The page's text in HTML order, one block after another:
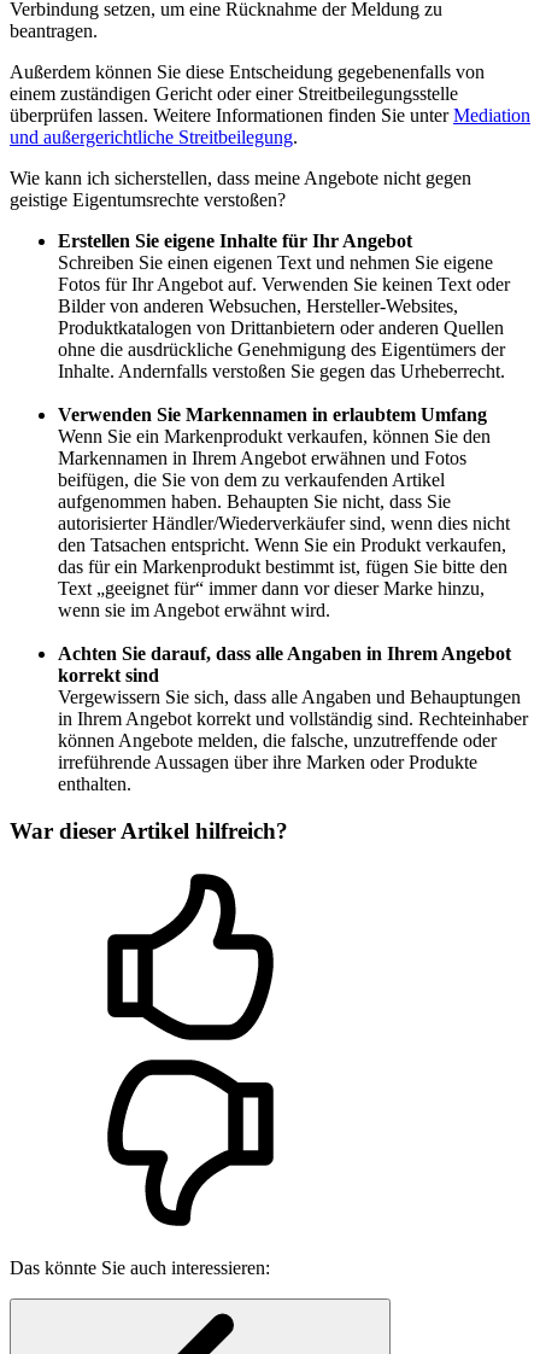
Verbindung setzen, um eine Rücknahme der Meldung zu
beantragen.
Außerdem können Sie diese Entscheidung gegebenenfalls von
einem zuständigen Gericht oder einer Streitbeilegungsstelle
überprüfen lassen. Weitere Informationen finden Sie unterMediation
und außergerichtliche Streitbeilegung.
Wie kann ich sicherstellen, dass meine Angebote nicht gegen
geistige Eigentumsrechte verstoßen?
Erstellen Sie eigene Inhalte für Ihr Angebot
Schreiben Sie einen eigenen Text und nehmen Sie eigene
Fotos für Ihr Angebot auf. Verwenden Sie keinen Text oder
Bilder von anderen Websuchen, Hersteller-Websites,
Produktkatalogen von Drittanbietern oder anderen Quellen
ohne die ausdrückliche Genehmigung des Eigentümers der
Inhalte. Andernfalls verstoßen Sie gegen das Urheberrecht.
Verwenden Sie Markennamen in erlaubtem Umfang
Wenn Sie ein Markenprodukt verkaufen, können Sie den
Markennamen in Ihrem Angebot erwähnen und Fotos
beifügen, die Sie von dem zu verkaufenden Artikel
aufgenommen haben. Behaupten Sie nicht, dass Sie
autorisierter Händler/Wiederverkäufer sind, wenn dies nicht
den Tatsachen entspricht. Wenn Sie ein Produkt verkaufen,
das für ein Markenprodukt bestimmt ist, fügen Sie bitte den
Text „geeignet für“ immer dann vor dieser Marke hinzu,
wenn sie im Angebot erwähnt wird.
Achten Sie darauf, dass alle Angaben in Ihrem Angebot
korrekt sind
Vergewissern Sie sich, dass alle Angaben und Behauptungen
in Ihrem Angebot korrekt und vollständig sind. Rechteinhaber
können Angebote melden, die falsche, unzutreffende oder
irreführende Aussagen über ihre Marken oder Produkte
enthalten.
War dieser Artikel hilfreich?
Das könnte Sie auch interessieren: